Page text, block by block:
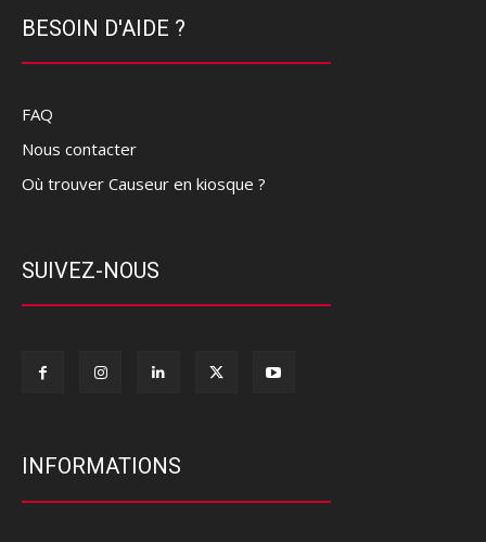
BESOIN D'AIDE ?
FAQ
Nous contacter
Où trouver Causeur en kiosque ?
SUIVEZ-NOUS
INFORMATIONS